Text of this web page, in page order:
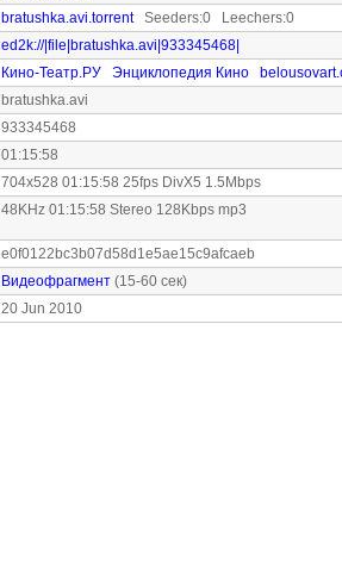
bratushka.avi.torrentSeeders:0 Leechers:0
ed2k://|file|bratushka.avi|933345468|
Кино-Театр.РУ Энциклопедия Кино
bratushka.avi
933345468
01:15:58
704x528 01:15:58 25fps DivX5 1.5Mbps
48KHz 01:15:58 Stereo 128Kbps mp3
e0f0122bc3b07d58d1e5ae15c9afcaeb
Видеофрагмент (15-60 сек)
20 Jun 2010